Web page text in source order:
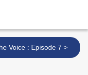
The Voice : Episode 7 >